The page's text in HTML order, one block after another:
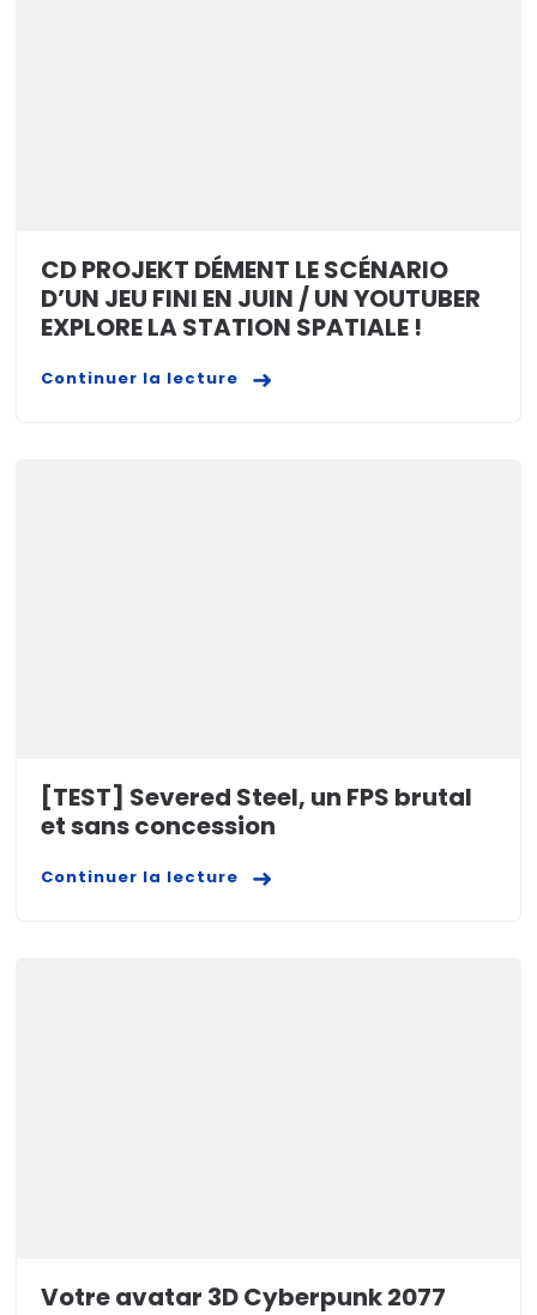
CD PROJEKT DÉMENT LE SCÉNARIO
D’UN JEU FINI EN JUIN / UN YOUTUBER
EXPLORE LA STATION SPATIALE !
Continuer la lecture
[TEST] Severed Steel, un FPS brutal
et sans concession
Continuer la lecture
Votre avatar 3D Cyberpunk 2077